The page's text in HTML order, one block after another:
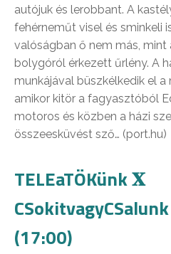
autójuk és lerobbant. A
fehérneműt visel és sminkeli
valóságban ő nem más, mint
bolygóról érkezett űrlény. A
munkájával büszkélkedik el
amikor kitör a fagyasztóból
motoros és közben a házi
összeesküvést sző… (port.hu)
TELEaTÖKünk 𝐗
(17:00)